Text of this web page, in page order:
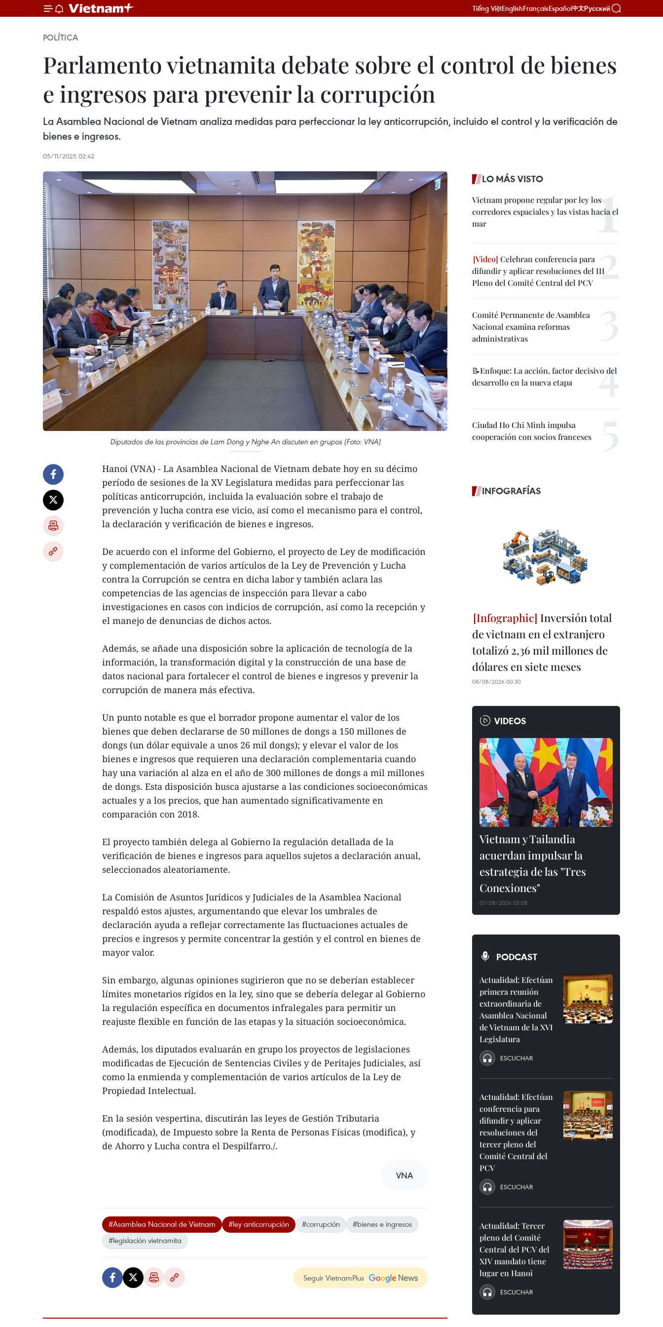
Tiếng ViệtEnglishFrançaisEspañol中文Русский
POLÍTICA
Parlamento vietnamita debate sobre el control de bienes
e ingresos para prevenir la corrupción
La Asamblea Nacional de Vietnam analiza medidas para perfeccionar la ley anticorrupción, incluido el control y la verificación de
bienes e ingresos.
05/11/2025 02:42
Diputados de las provincias de Lam Dong y Nghe An discuten en grupos (Foto: VNA)
Hanoi (VNA) - La Asamblea Nacional de Vietnam debate hoy en su décimo
período de sesiones de la XV Legislatura medidas para perfeccionar las
políticas anticorrupción, incluida la evaluación sobre el trabajo de
prevención y lucha contra ese vicio, así como el mecanismo para el control,
la declaración y verificación de bienes e ingresos.
De acuerdo con el informe del Gobierno, el proyecto de Ley de modificación
y complementación de varios artículos de la Ley de Prevención y Lucha
contra la Corrupción se centra en dicha labor y también aclara las
competencias de las agencias de inspección para llevar a cabo
investigaciones en casos con indicios de corrupción, así como la recepción y
el manejo de denuncias de dichos actos.
Además, se añade una disposición sobre la aplicación de tecnología de la
información, la transformación digital y la construcción de una base de
datos nacional para fortalecer el control de bienes e ingresos y prevenir la
corrupción de manera más efectiva.
Un punto notable es que el borrador propone aumentar el valor de los
bienes que deben declararse de 50 millones de dongs a 150 millones de
dongs (un dólar equivale a unos 26 mil dongs); y elevar el valor de los
bienes e ingresos que requieren una declaración complementaria cuando
hay una variación al alza en el año de 300 millones de dongs a mil millones
de dongs. Esta disposición busca ajustarse a las condiciones socioeconómicas
actuales y a los precios, que han aumentado significativamente en
comparación con 2018.
El proyecto también delega al Gobierno la regulación detallada de la
verificación de bienes e ingresos para aquellos sujetos a declaración anual,
seleccionados aleatoriamente.
La Comisión de Asuntos Jurídicos y Judiciales de la Asamblea Nacional
respaldó estos ajustes, argumentando que elevar los umbrales de
declaración ayuda a reflejar correctamente las fluctuaciones actuales de
precios e ingresos y permite concentrar la gestión y el control en bienes de
mayor valor.
Sin embargo, algunas opiniones sugirieron que no se deberían establecer
límites monetarios rígidos en la ley, sino que se debería delegar al Gobierno
la regulación específica en documentos infralegales para permitir un
reajuste flexible en función de las etapas y la situación socioeconómica.
Además, los diputados evaluarán en grupo los proyectos de legislaciones
modificadas de Ejecución de Sentencias Civiles y de Peritajes Judiciales, así
como la enmienda y complementación de varios artículos de la Ley de
Propiedad Intelectual.
En la sesión vespertina, discutirán las leyes de Gestión Tributaria
(modificada), de Impuesto sobre la Renta de Personas Físicas (modifica), y
de Ahorro y Lucha contra el Despilfarro./.
VNA
#Asamblea Nacional de Vietnam #ley anticorrupción #corrupción
#bienes e ingresos
#legislación vietnamita
Seguir VietnamPlus
LO MÁS VISTO
Vietnam propone regular por ley los
corredores espaciales y las vistas hacia el
mar
Celebran conferencia para
difundir y aplicar resoluciones del III
Pleno del Comité Central del PCV
Comité Permanente de Asamblea
Nacional examina reformas
administrativas
📝Enfoque: La acción, factor decisivo del
desarrollo en la nueva etapa
Ciudad Ho Chi Minh impulsa
cooperación con socios franceses
INFOGRAFÍAS
Inversión total
de vietnam en el extranjero
totalizó 2,36 mil millones de
dólares en siete meses
08/08/2026 00:30
VIDEOS
Vietnam y Tailandia
acuerdan impulsar la
estrategia de las "Tres
Conexiones"
07/08/2026 03:08
PODCAST
Actualidad: Efectúan
primera reunión
extraordinaria de
Asamblea Nacional
de Vietnam de la XVI
Legislatura
ESCUCHAR
Actualidad: Efectúan
conferencia para
difundir y aplicar
resoluciones del
tercer pleno del
Comité Central del
PCV
ESCUCHAR
Actualidad: Tercer
pleno del Comité
Central del PCV del
XIV mandato tiene
lugar en Hanoi
ESCUCHAR